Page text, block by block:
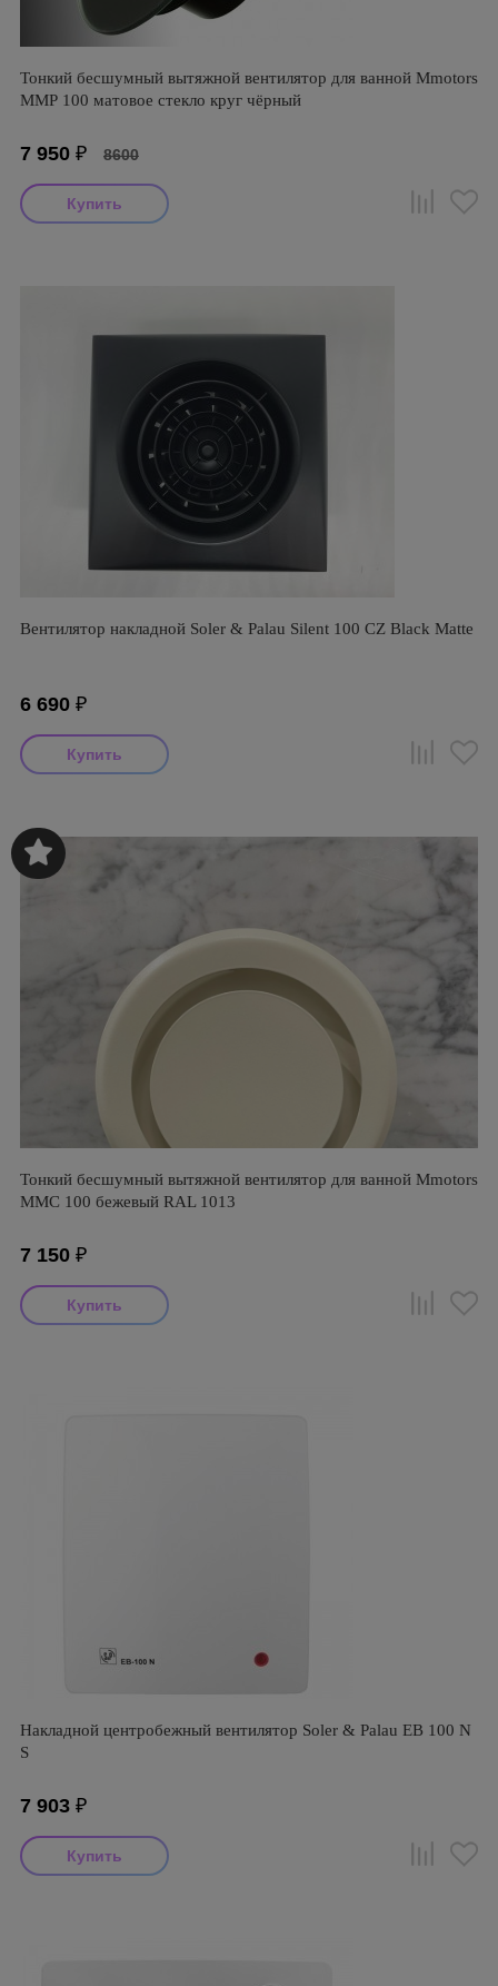
Тонкий бесшумный вытяжной вентилятор для ванной Mmotors
ММР 100 матовое стекло круг чёрный
7 950 ₽ 8600
Вентилятор накладной Soler & Palau Silent 100 CZ Black Matte
6 690 ₽
Тонкий бесшумный вытяжной вентилятор для ванной Mmotors
ММC 100 бежевый RAL 1013
7 150 ₽
Накладной центробежный вентилятор Soler & Palau EB 100 N
S
7 903 ₽